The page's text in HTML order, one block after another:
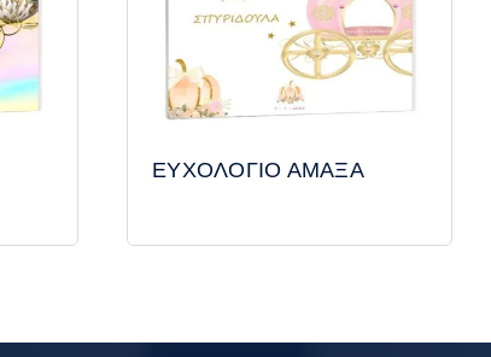
ΕΥΧΟΛΟΓΙΟ ΑΜΑΞΑ